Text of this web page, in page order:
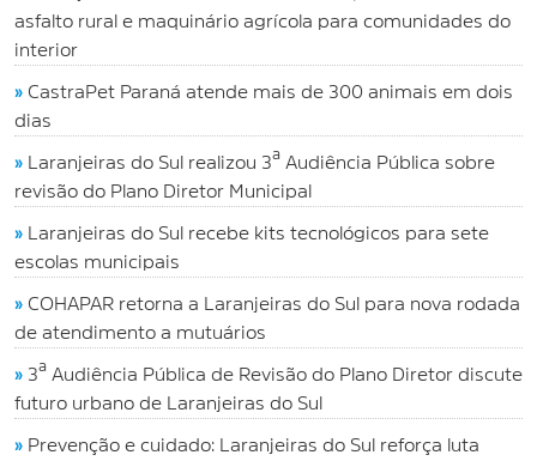
asfalto rural e maquinário agrícola para comunidades do
interior
» CastraPet Paraná atende mais de 300 animais em dois
dias
»
Laranjeiras do Sul realizou 3ª Audiência Pública sobre
revisão do Plano Diretor Municipal
»
Laranjeiras do Sul recebe kits tecnológicos para sete
escolas municipais
» COHAPAR retorna a Laranjeiras do Sul para nova rodada
de atendimento a mutuários
» 3ª Audiência Pública de Revisão do Plano Diretor discute
futuro urbano de Laranjeiras do Sul
» Prevenção e cuidado: Laranjeiras do Sul reforça luta